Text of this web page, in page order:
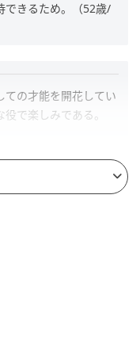
できるため。（52歳/
ての才能を開花してい
で楽しみである。